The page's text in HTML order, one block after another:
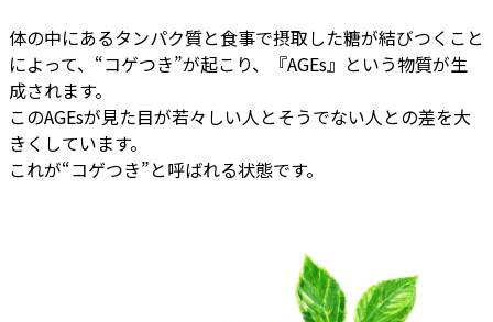
体の中にあるタンパク質と食事で摂取した糖が結びつくこと
によって、“コゲつき”が起こり、『AGEs』という物質が生
成されます。
このAGEsが見た目が若々しい人とそうでない人との差を大
きくしています。
これが“コゲつき”と呼ばれる状態です。